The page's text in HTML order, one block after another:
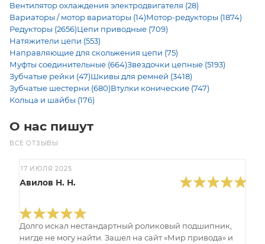
Вентилятор охлаждения электродвигателя (28)
Вариаторы / мотор вариаторы (14)Мотор-редукторы (1874)
Редукторы (2656)Цепи приводные (709)
Натяжители цепи (553)
Направляющие для скольжения цепи (75)
Муфты соединительные (664)Звездочки цепные (5193)
Зубчатые рейки (47)Шкивы для ремней (3418)
Зубчатые шестерни (680)Втулки конические (747)
Кольца и шайбы (176)
О нас пишут
ВСЕ ОТЗЫВЫ
17 ИЮЛЯ 2025
Авилов Н. Н.
Долго искал нестандартный роликовый подшипник,
нигде не могу найти. Зашел на сайт «Мир привода» и